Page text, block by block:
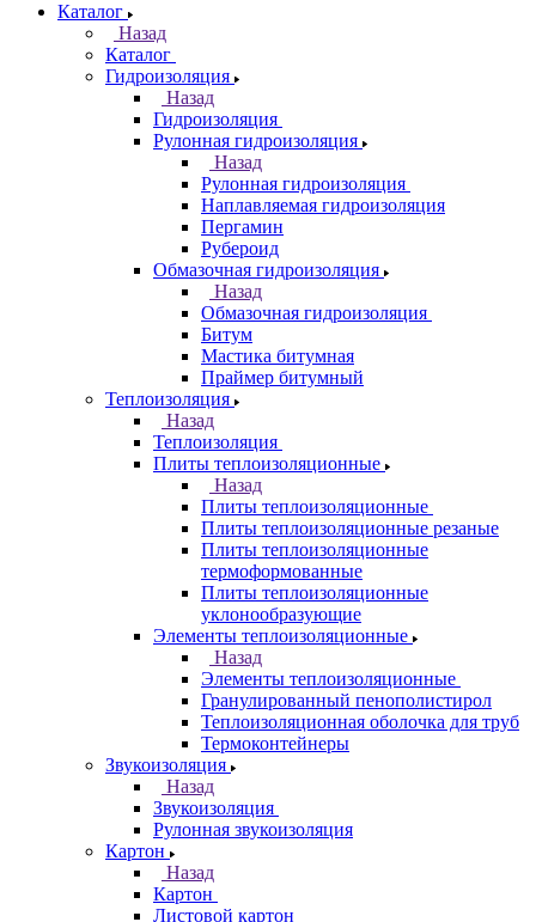
Каталог
Назад
Каталог
Гидроизоляция
Назад
Гидроизоляция
Рулонная гидроизоляция
Назад
Рулонная гидроизоляция
Наплавляемая гидроизоляция
Пергамин
Рубероид
Обмазочная гидроизоляция
Назад
Обмазочная гидроизоляция
Битум
Мастика битумная
Праймер битумный
Теплоизоляция
Назад
Теплоизоляция
Плиты теплоизоляционные
Назад
Плиты теплоизоляционные
Плиты теплоизоляционные резаные
Плиты теплоизоляционные
термоформованные
Плиты теплоизоляционные
уклонообразующие
Элементы теплоизоляционные
Назад
Элементы теплоизоляционные
Гранулированный пенополистирол
Теплоизоляционная оболочка для труб
Термоконтейнеры
Звукоизоляция
Назад
Звукоизоляция
Рулонная звукоизоляция
Картон
Назад
Картон
Листовой картон